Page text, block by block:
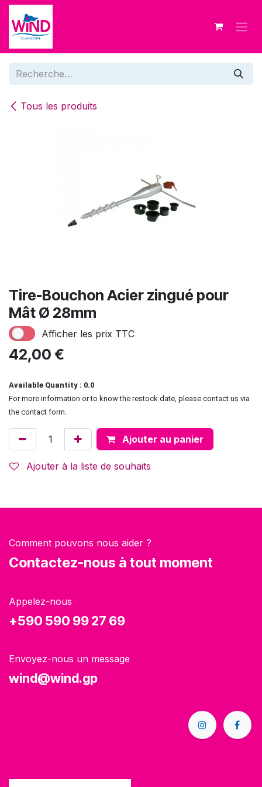
Se rendre au contenu
Tous les produits
Tire-Bouchon Acier zingué pour
Mât Ø 28mm
Afficher les prix TTC
42,00 €
Available Quantity : 0.0
For more information or to know the restock date, please contact us via
the contact form.
Ajouter au panier
Ajouter à la liste de souhaits
Comment pouvons nous aider ?
Contactez-nous à tout moment
Appelez-nous
+590 590 99 27 69
Envoyez-nous un message
wind@wind.gp